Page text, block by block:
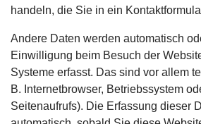
handeln, die Sie in ein
Andere Daten werden automatisch
Einwilligung beim Besuch der
Systeme erfasst. Das sind vor allem
B. Internetbrowser, Betriebssystem
Seitenaufrufs). Die Erfassung dieser